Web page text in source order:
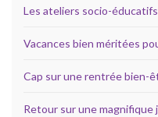
Les ateliers socio-
Vacances bien méritées
Cap sur une rentrée bien-
Retour sur une magnifique